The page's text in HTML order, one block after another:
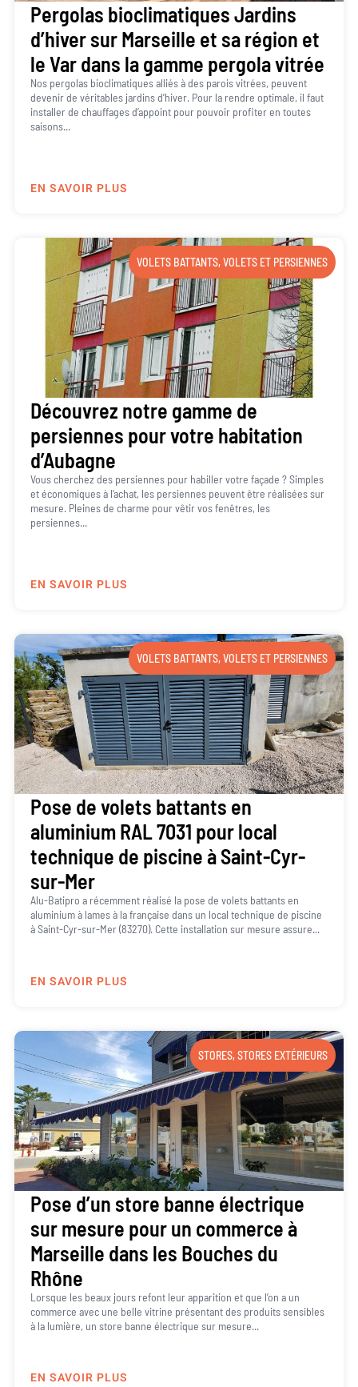
Pergolas bioclimatiques Jardins
d’hiver sur Marseille et sa région et
le Var dans la gamme pergola vitrée
Nos pergolas bioclimatiques alliés à des parois vitrées, peuvent
devenir de véritables jardins d’hiver. Pour la rendre optimale, il faut
installer de chauffages d’appoint pour pouvoir profiter en toutes
saisons...
EN SAVOIR PLUS
VOLETS BATTANTS,VOLETS ET PERSIENNES
Découvrez notre gamme de
persiennes pour votre habitation
d’Aubagne
Vous cherchez des persiennes pour habiller votre façade ? Simples
et économiques à l’achat, les persiennes peuvent être réalisées sur
mesure. Pleines de charme pour vêtir vos fenêtres, les
persiennes...
EN SAVOIR PLUS
VOLETS BATTANTS,VOLETS ET PERSIENNES
Pose de volets battants en
aluminium RAL 7031 pour local
technique de piscine à Saint-Cyr-
sur-Mer
Alu-Batipro a récemment réalisé la pose de volets battants en
aluminium à lames à la française dans un local technique de piscine
à Saint-Cyr-sur-Mer (83270). Cette installation sur mesure assure...
EN SAVOIR PLUS
STORES,STORES EXTÉRIEURS
Pose d’un store banne électrique
sur mesure pour un commerce à
Marseille dans les Bouches du
Rhône
Lorsque les beaux jours refont leur apparition et que l’on a un
commerce avec une belle vitrine présentant des produits sensibles
à la lumière, un store banne électrique sur mesure...
EN SAVOIR PLUS